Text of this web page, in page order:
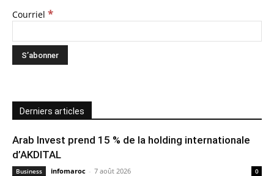
Courriel *
Derniers articles
Arab Invest prend 15 % de la holding internationale
d’AKDITAL
Business infomaroc - 7 août 2026 0